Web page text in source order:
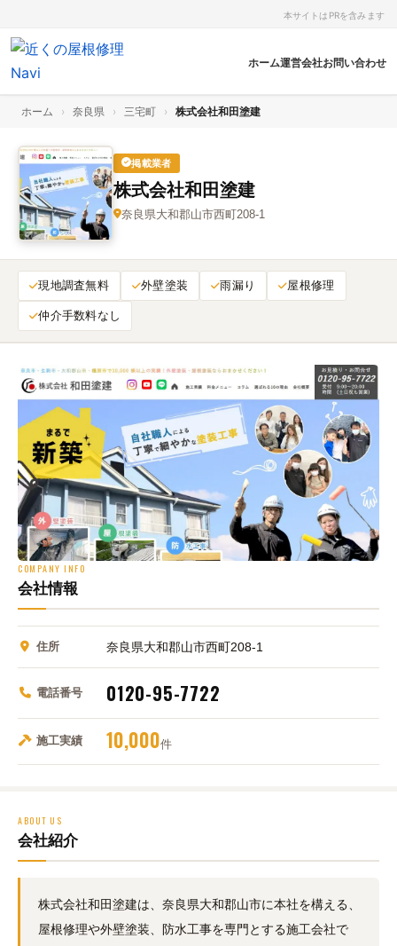
本サイトはPRを含みます
ホーム運営会社お問い合わせ
ホーム › 奈良県 › 三宅町 › 株式会社和田塗建
掲載業者
株式会社和田塗建
奈良県大和郡山市西町208-1
現地調査無料 外壁塗装 雨漏り 屋根修理
仲介手数料なし
COMPANY INFO
会社情報
住所 奈良県大和郡山市西町208-1
電話番号 0120-95-7722
施工実績 10,000件
ABOUT US
会社紹介
株式会社和田塗建は、奈良県大和郡山市に本社を構える、
屋根修理や外壁塗装、防水工事を専門とする施工会社で